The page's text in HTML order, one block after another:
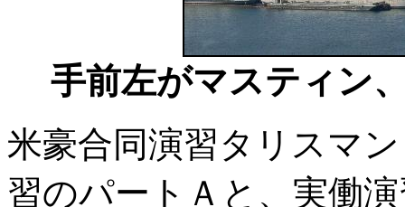
手前左がマスティン
米豪合同演習タリスマ
習のパートＡと、実働